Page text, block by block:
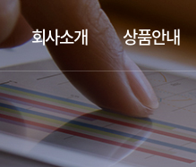
회사소개 상품안내